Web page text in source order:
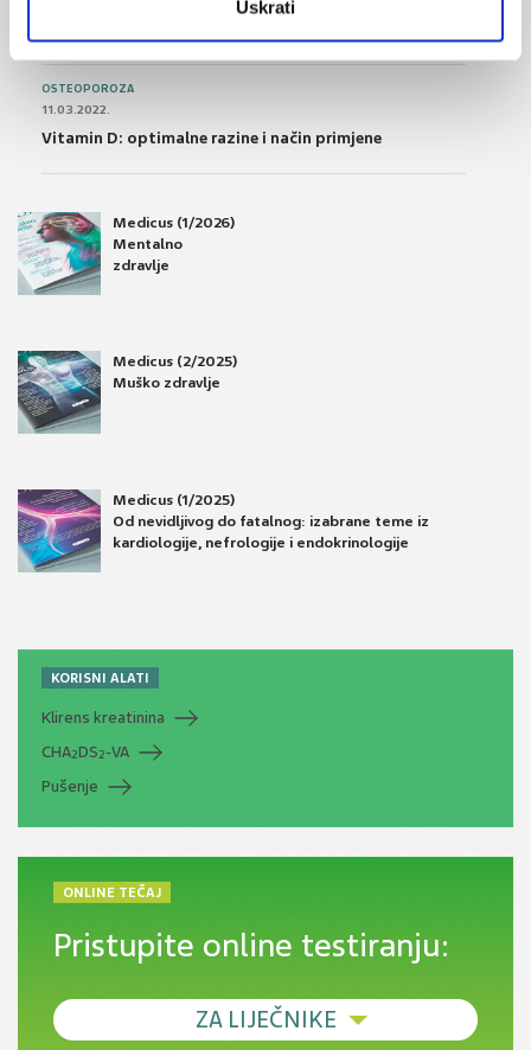
Uskrati
OSTEOPOROZA
11.03.2022.
Vitamin D: optimalne razine i način primjene
Medicus (1/2026)
Mentalno
zdravlje
Medicus (2/2025)
Muško zdravlje
Medicus (1/2025)
Od nevidljivog do fatalnog: izabrane teme iz
kardiologije, nefrologije i endokrinologije
KORISNI ALATI
Klirens kreatinina
CHA2DS2-VA
Pušenje
ONLINE TEČAJ
Pristupite online testiranju:
ZA LIJEČNIKE